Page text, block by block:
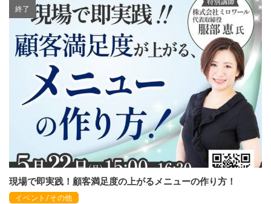
終了
現場で即実践！顧客満足度の上がるメニューの作り方！
イベント/その他